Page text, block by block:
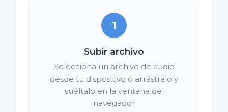
1
Subir archivo
Selecciona un archivo de audio
desde tu dispositivo o arrástralo y
suéltalo en la ventana del
navegador